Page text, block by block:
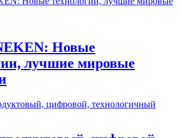
Новые
лучшие мировые